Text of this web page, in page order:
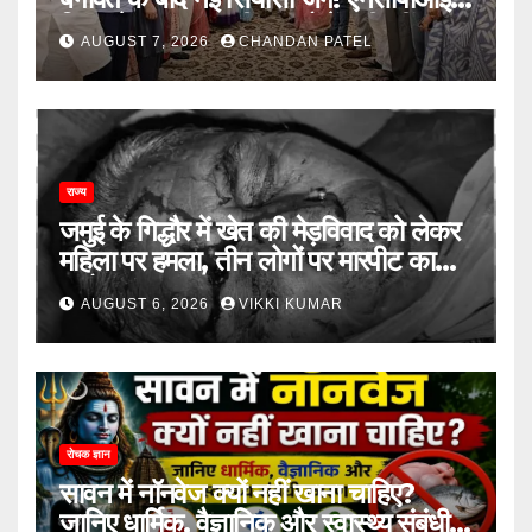
विलय के बावजूद बागी सांसदों में बढ़ी खींचतान,
भाजपा को लेकर भी दो राय
AUGUST 7, 2026 CHANDAN PATEL
राज्य
जमुई के गिद्धौर में खेत की मेड़विवाद को लेकर
महिला पर हमला, तीन लोगों पर मारपीट का
आरोप
AUGUST 6, 2026 VIKKI KUMAR
रोचक ज्ञान
सावन में नॉनवेज क्यों नहीं खाना चाहिए?
जानिए धार्मिक, वैज्ञानिक और स्वास्थ्य संबंधी